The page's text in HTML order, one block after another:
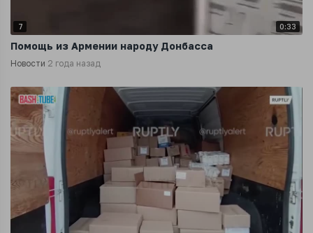
7 0:33
Помощь из Армении народу Донбасса
Новости 2 года назад